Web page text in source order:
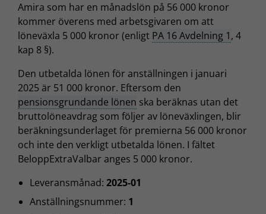
Amira som har en månadslön på 56 000 kronor
kommer överens med arbetsgivaren om att
löneväxla 5 000 kronor (enligt PA 16 Avdelning 1, 4
kap 8 §).
Den utbetalda lönen för anställningen i januari
2025 är 51 000 kronor. Eftersom den
pensionsgrundande lönen ska beräknas utan det
bruttolöneavdrag som följer av löneväxlingen, blir
beräkningsunderlaget för premierna 56 000 kronor
och inte den verkligt utbetalda lönen. I fältet
BeloppExtraValbar anges 5 000 kronor.
Leveransmånad: 2025-01
Anställningsnummer: 1